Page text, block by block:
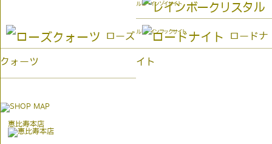
ルビーインゾイサイト
ルビーインフックサイト
ローズ
クォーツ
ロードナ
イト
恵比寿本店